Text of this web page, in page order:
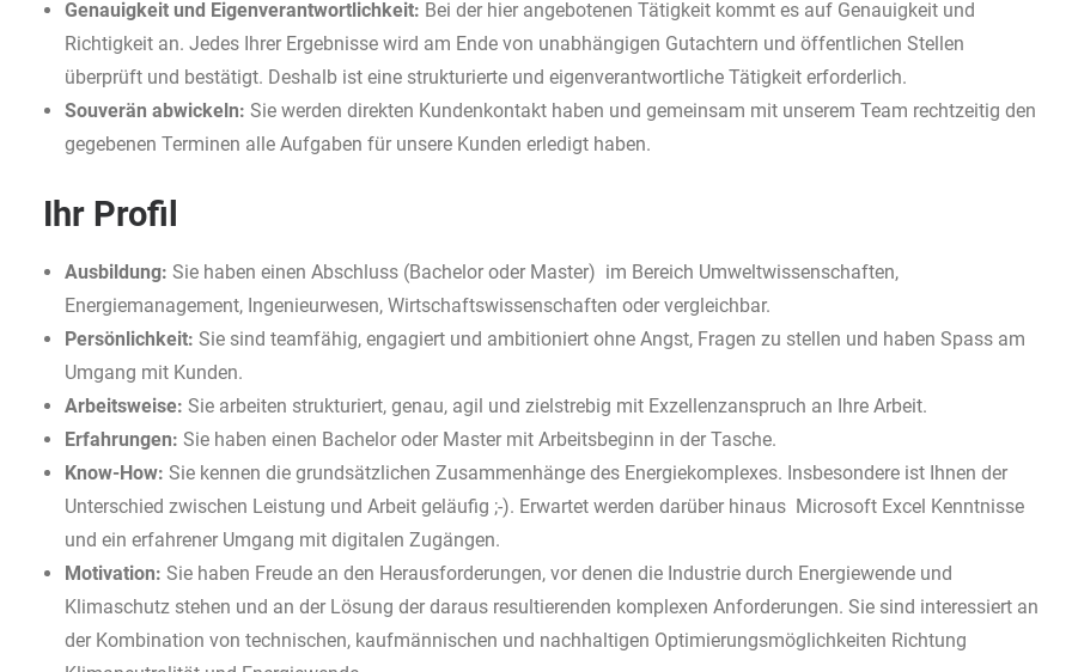
Genauigkeit und Eigenverantwortlichkeit: Bei der hier angebotenen Tätigkeit kommt es auf Genauigkeit und
Richtigkeit an. Jedes Ihrer Ergebnisse wird am Ende von unabhängigen Gutachtern und öffentlichen Stellen
überprüft und bestätigt. Deshalb ist eine strukturierte und eigenverantwortliche Tätigkeit erforderlich.
Souverän abwickeln: Sie werden direkten Kundenkontakt haben und gemeinsam mit unserem Team rechtzeitig den
gegebenen Terminen alle Aufgaben für unsere Kunden erledigt haben.
Ihr Profil
Ausbildung: Sie haben einen Abschluss (Bachelor oder Master) im Bereich Umweltwissenschaften,
Energiemanagement, Ingenieurwesen, Wirtschaftswissenschaften oder vergleichbar.
Persönlichkeit: Sie sind teamfähig, engagiert und ambitioniert ohne Angst, Fragen zu stellen und haben Spass am
Umgang mit Kunden.
Arbeitsweise: Sie arbeiten strukturiert, genau, agil und zielstrebig mit Exzellenzanspruch an Ihre Arbeit.
Erfahrungen: Sie haben einen Bachelor oder Master mit Arbeitsbeginn in der Tasche.
Know-How: Sie kennen die grundsätzlichen Zusammenhänge des Energiekomplexes. Insbesondere ist Ihnen der
Unterschied zwischen Leistung und Arbeit geläufig ;-). Erwartet werden darüber hinaus Microsoft Excel Kenntnisse
und ein erfahrener Umgang mit digitalen Zugängen.
Motivation: Sie haben Freude an den Herausforderungen, vor denen die Industrie durch Energiewende und
Klimaschutz stehen und an der Lösung der daraus resultierenden komplexen Anforderungen. Sie sind interessiert an
der Kombination von technischen, kaufmännischen und nachhaltigen Optimierungsmöglichkeiten Richtung